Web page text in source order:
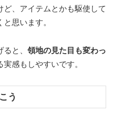
、アイテムとかも駆使して
思います。
と、 領地の見た目も変わっ
感もしやすいです。
う